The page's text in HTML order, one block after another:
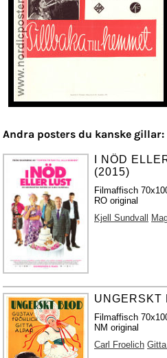
Andra posters du kanske gillar:
I NÖD
(2015)
Filmaffisch
RO original
Kjell Sundvall
UNGERSKT
Filmaffisch
NM original
Carl Froelich